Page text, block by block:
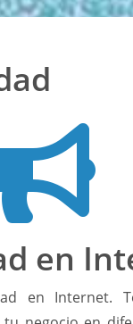
en
en Internet.